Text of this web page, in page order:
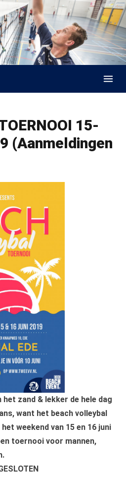
15-
(Aanmeldingen
zand & lekker de hele dag
want het beach volleybal
weekend van 15 en 16 juni
toernooi voor mannen,